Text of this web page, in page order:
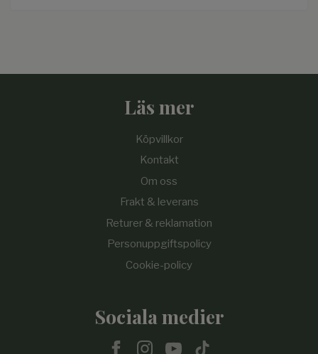
Läs mer
Köpvillkor
Kontakt
Om oss
Frakt & leverans
Returer & reklamation
Personuppgiftspolicy
Cookie-policy
Sociala medier